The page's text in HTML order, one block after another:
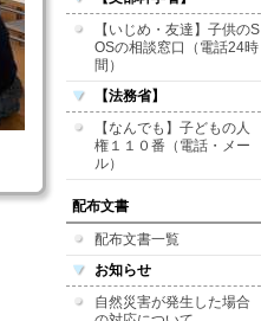
【いじめ・友達】子供のS
OSの相談窓口（電話24時
間）
【法務省】
【なんでも】子どもの人
権１１０番（電話・メー
ル）
配布文書
配布文書一覧
お知らせ
自然災害が発生した場合